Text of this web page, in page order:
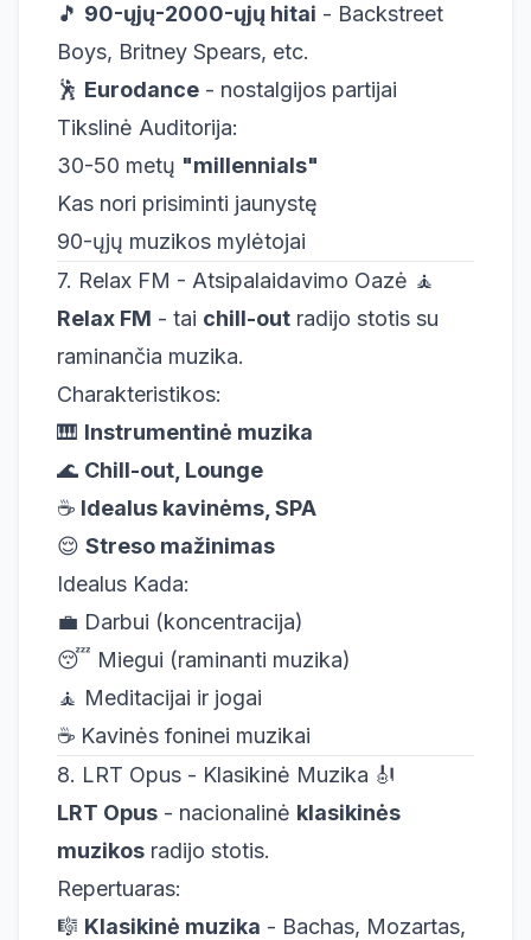
🎵 90-ųjų-2000-ųjų hitai - Backstreet
Boys, Britney Spears, etc.
🕺 Eurodance - nostalgijos partijai
Tikslinė Auditorija:
30-50 metų "millennials"
Kas nori prisiminti jaunystę
90-ųjų muzikos mylėtojai
7. Relax FM - Atsipalaidavimo Oazė 🧘
Relax FM - tai chill-out radijo stotis su
raminančia muzika.
Charakteristikos:
🎹 Instrumentinė muzika
🌊 Chill-out, Lounge
☕ Idealus kavinėms, SPA
😌 Streso mažinimas
Idealus Kada:
💼 Darbui (koncentracija)
😴 Miegui (raminanti muzika)
🧘 Meditacijai ir jogai
☕ Kavinės foninei muzikai
8. LRT Opus - Klasikinė Muzika 🎻
LRT Opus - nacionalinė klasikinės
muzikos radijo stotis.
Repertuaras:
🎼 Klasikinė muzika - Bachas, Mozartas,